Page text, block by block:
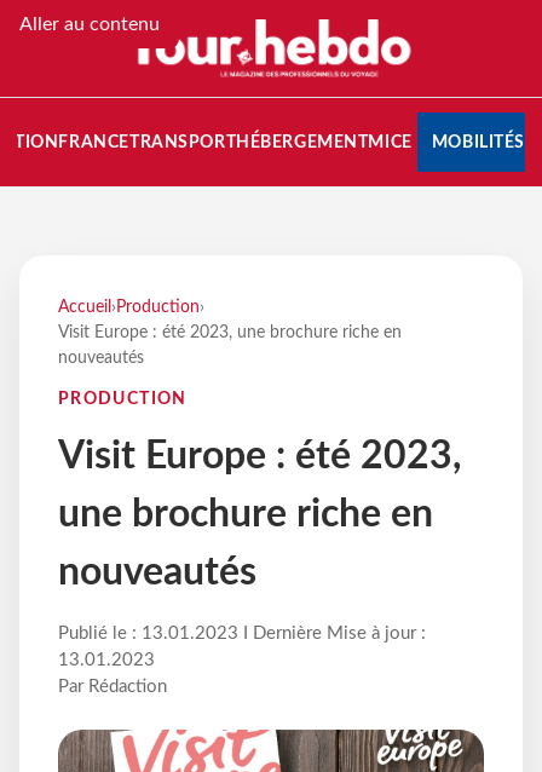
Aller au contenu
FRANCETRANSPORT HÉBERGEMENTMICE MOBILITÉS
Accueil › Production›
Visit Europe : été 2023, une brochure riche en
nouveautés
PRODUCTION
Visit Europe : été 2023,
une brochure riche en
nouveautés
Publié le : 13.01.2023 I Dernière Mise à jour :
13.01.2023
Par Rédaction